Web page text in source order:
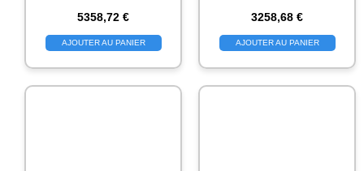
5358,72 €
AJOUTER AU PANIER
3258,68 €
AJOUTER AU PANIER